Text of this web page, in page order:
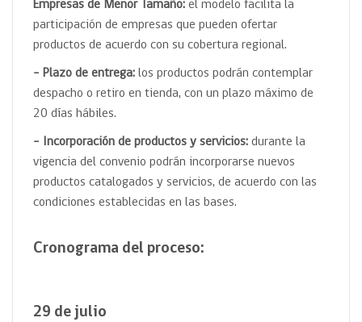
Empresas de Menor Tamaño: el modelo facilita la
participación de empresas que pueden ofertar
productos de acuerdo con su cobertura regional.
– Plazo de entrega: los productos podrán contemplar
despacho o retiro en tienda, con un plazo máximo de
20 días hábiles.
– Incorporación de productos y servicios: durante la
vigencia del convenio podrán incorporarse nuevos
productos catalogados y servicios, de acuerdo con las
condiciones establecidas en las bases.
Cronograma del proceso:
29 de julio